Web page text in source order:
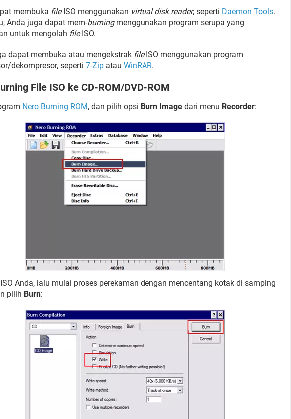
membuka fileISO menggunakan virtual disk reader, seperti Daemon Tools.
Anda juga dapat mem-burningmenggunakan program serupa yang
untuk mengolah fileISO.
dapat membuka atau mengekstrak fileISO menggunakan program
dekompresor, seperti 7-Zip atau WinRAR.
File ISO ke CD-ROM/DVD-ROM
Nero Burning ROM, dan pilih opsi Burn Image dari menu Recorder:
Anda, lalu mulai proses perekaman dengan mencentang kotak di samping
pilih Burn: